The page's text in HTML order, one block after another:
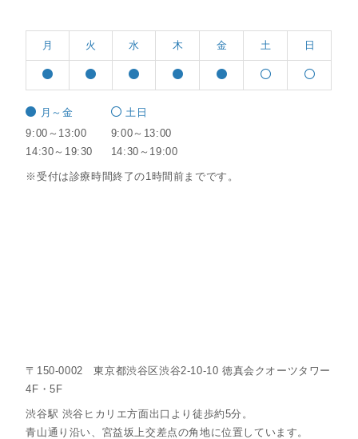
月 火 水 木 金 土 日
月～金
9:00～13:00
14:30～19:30
土日
9:00～13:00
14:30～19:00
※受付は診療時間終了の1時間前までです。
〒150-0002 東京都渋谷区渋谷2-10-10 徳真会クオーツタワー
4F・5F
渋谷駅 渋谷ヒカリエ方面出口より徒歩約5分。
青山通り沿い、宮益坂上交差点の角地に位置しています。